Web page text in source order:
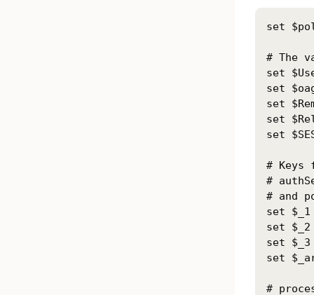
set
# The
set
set
set
set
set
# Keys
#
# and
set $_1
set
set
set
#